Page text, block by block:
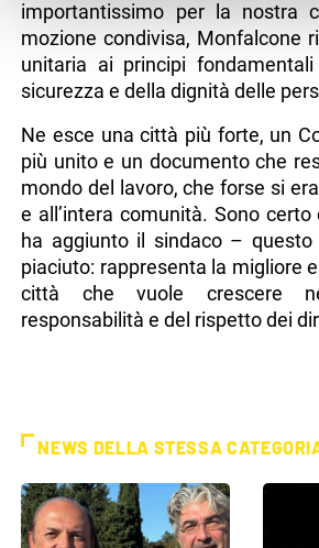
importantissimo per la nostra
mozione condivisa, Monfalcone
unitaria ai principi
sicurezza e della dignità delle
Ne esce una città più forte, un
più unito e un documento che
mondo del lavoro, che forse si
e all’intera comunità. Sono
ha aggiunto il sindaco – questo
piaciuto: rappresenta la migliore
città che vuole crescere
responsabilità e del rispetto dei
NEWS DELLA STESSA